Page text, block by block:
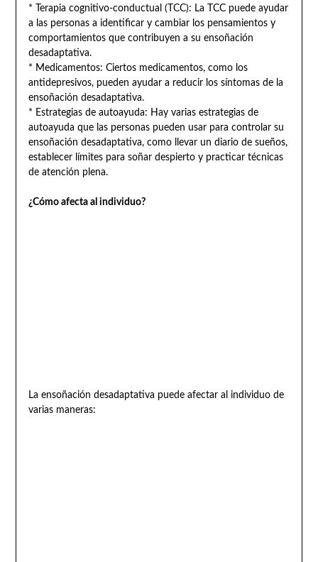
* Terapia cognitivo-conductual (TCC): La TCC puede ayudar
a las personas a identificar y cambiar los pensamientos y
comportamientos que contribuyen a su ensoñación
desadaptativa.
* Medicamentos: Ciertos medicamentos, como los
antidepresivos, pueden ayudar a reducir los síntomas de la
ensoñación desadaptativa.
* Estrategias de autoayuda: Hay varias estrategias de
autoayuda que las personas pueden usar para controlar su
ensoñación desadaptativa, como llevar un diario de sueños,
establecer límites para soñar despierto y practicar técnicas
de atención plena.
¿Cómo afecta al individuo?
La ensoñación desadaptativa puede afectar al individuo de
varias maneras: